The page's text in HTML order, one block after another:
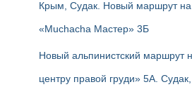
Крым, Судак. Новый маршрут на
«Muchacha Мастер» 3Б
Новый альпинистский маршрут
центру правой груди» 5А.